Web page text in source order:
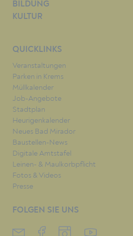
BILDUNG
KULTUR
QUICKLINKS
Veranstaltungen
Parken in Krems
Müllkalender
Job-Angebote
Stadtplan
Heurigenkalender
Neues Bad Mirador
Baustellen-News
Digitale Amtstafel
Leinen- & Maulkorbpflicht
Fotos & Videos
Presse
FOLGEN SIE UNS